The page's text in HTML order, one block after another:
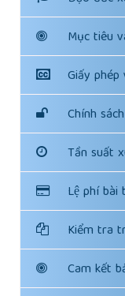
Mục tiêu
Giấy
Chính
Tần suất
Lệ phí bài
Kiểm tra
Cam kết